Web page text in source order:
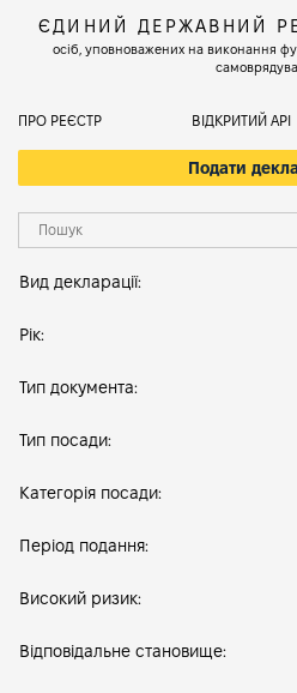
ЄДИНИЙ ДЕРЖАВНИЙ
осіб, уповноважених на виконання
ПРО РЕЄСТР ВІДКРИТИЙ АРІ
Подати
Вид декларації:
Рік:
Тип документа:
Тип посади:
Категорія посади:
Період подання:
Високий ризик:
Відповідальне становище: